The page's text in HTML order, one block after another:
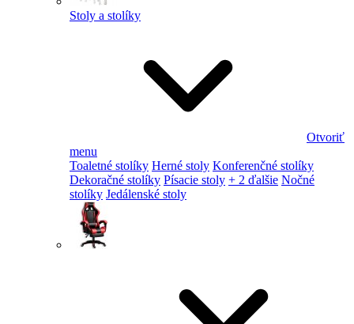
Stoly a stolíky
Otvoriť
menu
Toaletné stolíky Herné stoly Konferenčné stolíky
Dekoračné stolíky Písacie stoly + 2 ďalšie Nočné
stolíky Jedálenské stoly